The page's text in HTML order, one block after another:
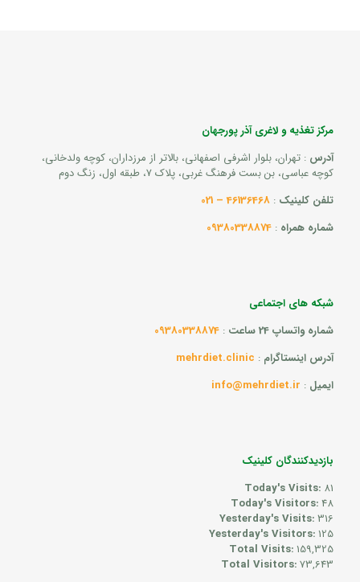
مرکز تغذیه و لاغری آذر پورجهان
آدرس : تهران، بلوار اشرفی اصفهانی، بالاتر از مرزداران، کوچه ولدخانی،
کوچه عباسی، بن بست فرهنگ غربی، پلاک 7، طبقه اول، زنگ دوم
تلفن کلینیک :
46136468 – 021
شماره همراه :
09380338874
شبکه های اجتماعی
شماره واتساپ 24 ساعت
:
09380338874
آدرس اینستاگرام :
mehrdiet.clinic
ایمیل :
info@mehrdiet.ir
بازدیدکنندگان کلینیک
Today's Visits: 81
Today's Visitors:48
Yesterday's Visits:316
Yesterday's Visitors:125
Total Visits:159,325
Total Visitors:73,643